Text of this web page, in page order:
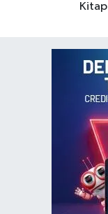
Kitap